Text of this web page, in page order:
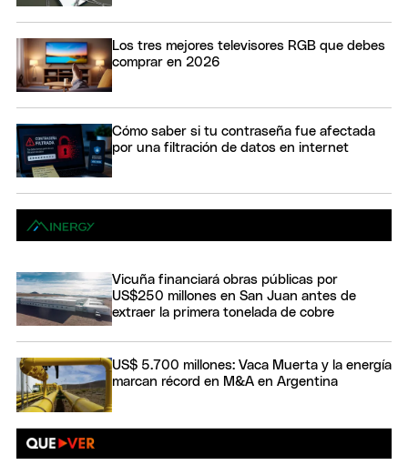
Los tres mejores televisores RGB que debes
comprar en 2026
Cómo saber si tu contraseña fue afectada
por una filtración de datos en internet
Vicuña financiará obras públicas por
US$250 millones en San Juan antes de
extraer la primera tonelada de cobre
US$ 5.700 millones: Vaca Muerta y la energía
marcan récord en M&A en Argentina